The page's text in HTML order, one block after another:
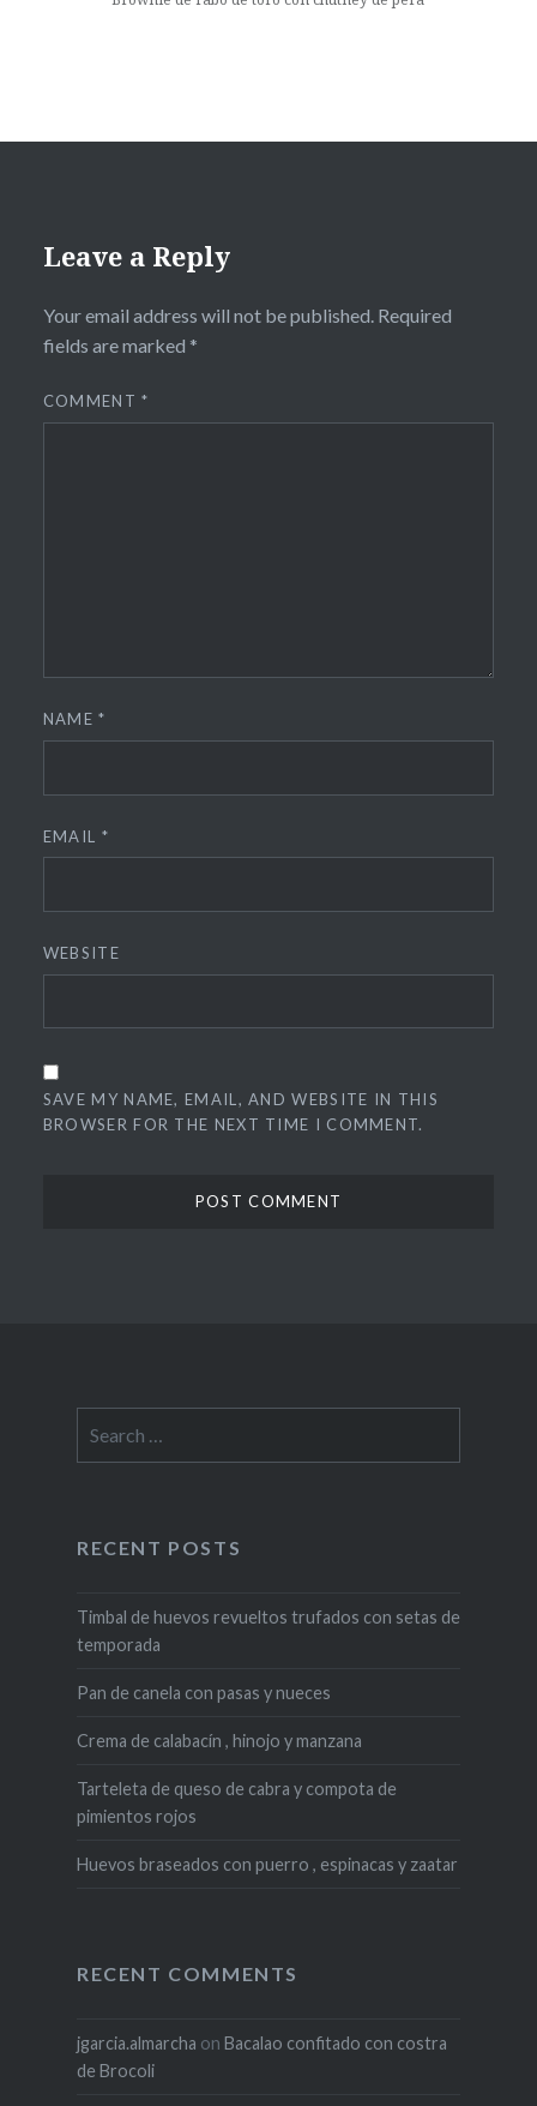
Leave a Reply
Your email address will not be published. Required
fields are marked *
COMMENT*
NAME*
EMAIL *
WEBSITE
SAVE MY NAME, EMAIL, AND WEBSITE IN THIS
BROWSER FOR THE NEXT TIME I COMMENT.
for:
RECENT POSTS
Timbal de huevos revueltos trufados con setas de
temporada
Pan de canela con pasas y nueces
Crema de calabacín , hinojo y manzana
Tarteleta de queso de cabra y compota de
pimientos rojos
Huevos braseados con puerro , espinacas y zaatar
RECENT COMMENTS
jgarcia.almarcha on Bacalao confitado con costra
de Brocoli